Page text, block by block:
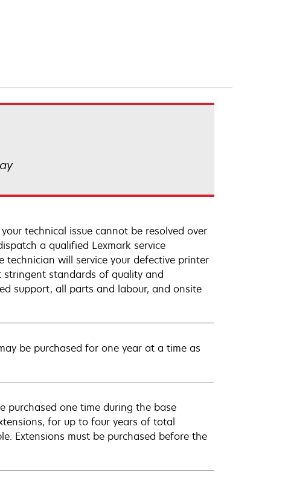
technical issue cannot be resolved over
a qualified Lexmark service
technician will service your defective printer
stringent standards of quality and
support, all parts and labour, and onsite
be purchased for one year at a time as
purchased one time during the base
for up to four years of total
Extensions must be purchased before the